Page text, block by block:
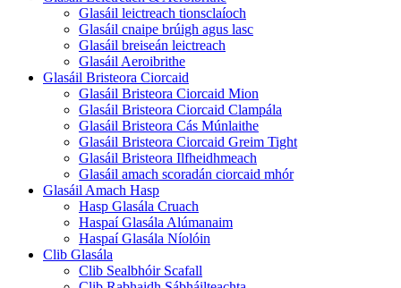
Glasáil leictreach tionsclaíoch
Glasáil cnaipe brúigh agus lasc
Glasáil breiseán leictreach
Glasáil Aeroibrithe
Glasáil Bristeora Ciorcaid
Glasáil Bristeora Ciorcaid Mion
Glasáil Bristeora Ciorcaid Clampála
Glasáil Bristeora Cás Múnlaithe
Glasáil Bristeora Ciorcaid Greim Tight
Glasáil Bristeora Ilfheidhmeach
Glasáil amach scoradán ciorcaid mhór
Glasáil Amach Hasp
Hasp Glasála Cruach
Haspaí Glasála Alúmanaim
Haspaí Glasála Níolóin
Clib Glasála
Clib Sealbhóir Scafall